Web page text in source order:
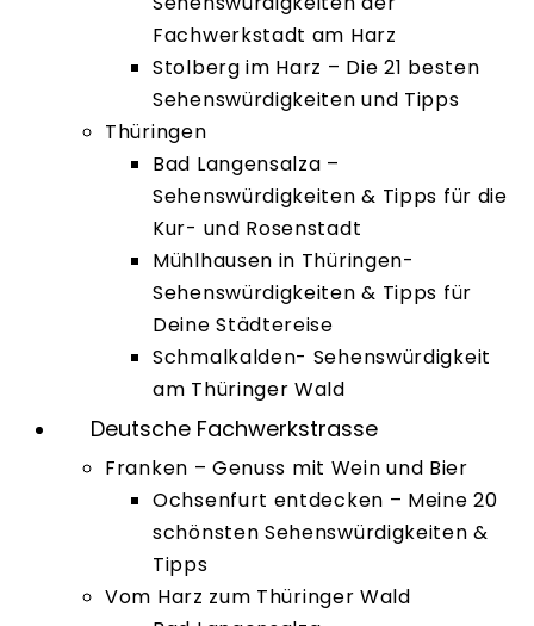
Fachwerkstadt am Harz
Stolberg im Harz – Die 21 besten
Sehenswürdigkeiten und Tipps
Thüringen
Bad Langensalza –
Sehenswürdigkeiten & Tipps für die
Kur- und Rosenstadt
Mühlhausen in Thüringen-
Sehenswürdigkeiten & Tipps für
Deine Städtereise
Schmalkalden- Sehenswürdigkeit
am Thüringer Wald
Deutsche Fachwerkstrasse
Franken – Genuss mit Wein und Bier
Ochsenfurt entdecken – Meine 20
schönsten Sehenswürdigkeiten &
Tipps
Vom Harz zum Thüringer Wald